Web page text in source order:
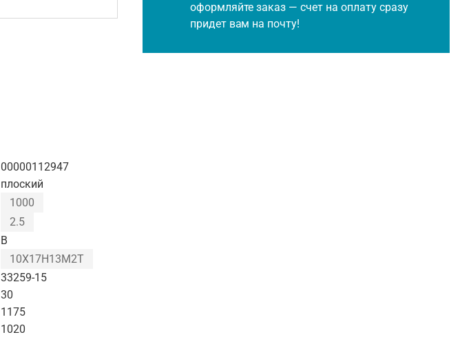
00000112947
плоский
1000
2.5
B
10Х17Н13М2Т
33259-15
30
1175
1020
оформляйте заказ — счет на оплату сразу
придет вам на почту!